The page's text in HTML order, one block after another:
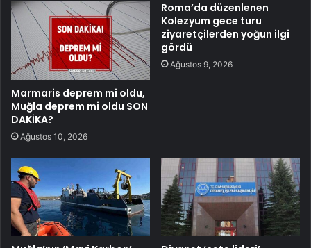
Marmaris deprem mi oldu,
Muğla deprem mi oldu SON
DAKİKA?
Ağustos 10, 2026
Roma’da düzenlenen
Kolezyum gece turu
ziyaretçilerden yoğun ilgi
gördü
Ağustos 9, 2026